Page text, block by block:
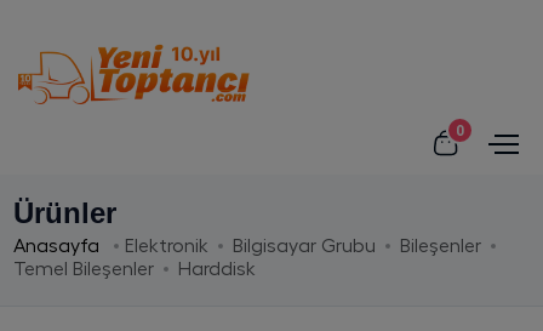
0
Ürünler
Anasayfa Elektronik Bilgisayar Grubu
Bileşenler
Temel Bileşenler
Harddisk